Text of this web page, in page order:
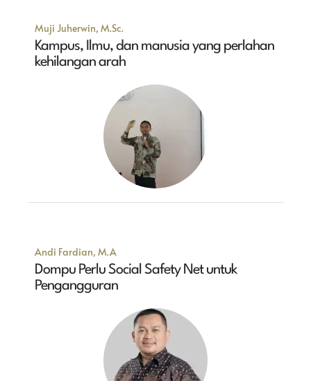
Muji Juherwin, M.Sc.
Kampus, Ilmu, dan manusia yang perlahan
kehilangan arah
Andi Fardian, M.A
Dompu Perlu Social Safety Net untuk
Pengangguran